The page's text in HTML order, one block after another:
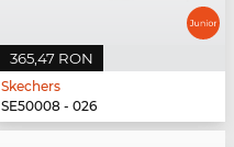
365,47 RON
Skechers
SE50008 - 026